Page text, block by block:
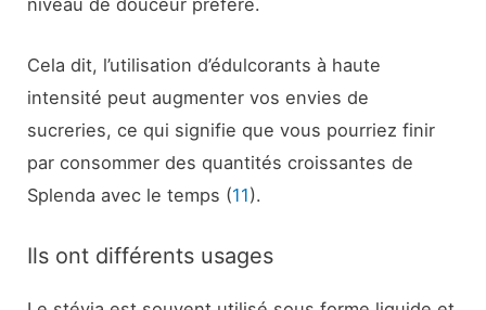
niveau de douceur préféré.
Cela dit, l’utilisation d’édulcorants à haute
intensité peut augmenter vos envies de
sucreries, ce qui signifie que vous pourriez finir
par consommer des quantités croissantes de
Splenda avec le temps (11).
Ils ont différents usages